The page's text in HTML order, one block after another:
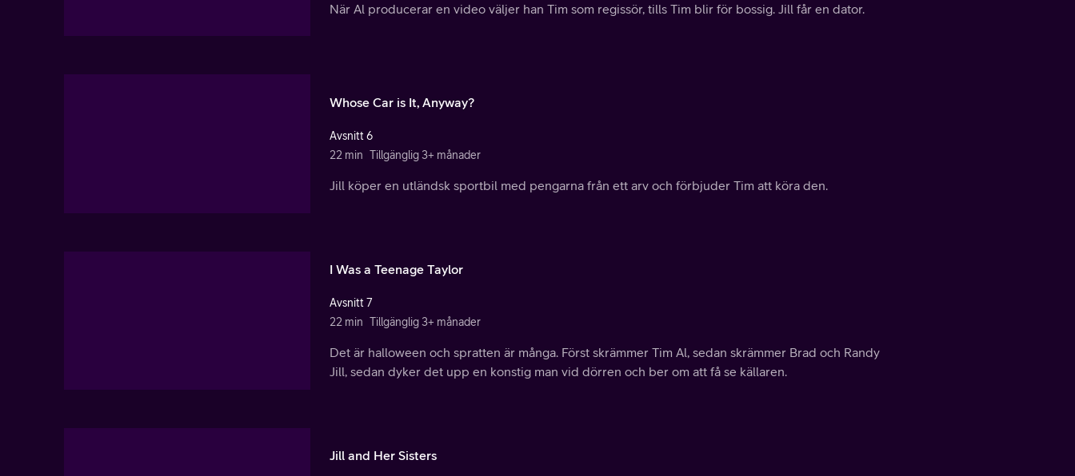
När Al producerar en video väljer han Tim som regissör, tills Tim blir för bossig. Jill får en dator.
Whose Car is It, Anyway?
Avsnitt 6
22 min Tillgänglig 3+ månader
Jill köper en utländsk sportbil med pengarna från ett arv och förbjuder Tim att köra den.
I Was a Teenage Taylor
Avsnitt 7
22 min Tillgänglig 3+ månader
Det är halloween och spratten är många. Först skrämmer Tim Al, sedan skrämmer Brad och Randy
Jill, sedan dyker det upp en konstig man vid dörren och ber om att få se källaren.
Jill and Her Sisters